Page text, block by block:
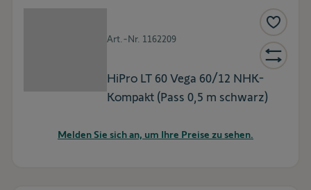
Art.-Nr. 1162209
HiPro LT 60 Vega 60/12 NHK-
Kompakt (Pass 0,5 m schwarz)
Melden Sie sich an, um Ihre Preise zu sehen.